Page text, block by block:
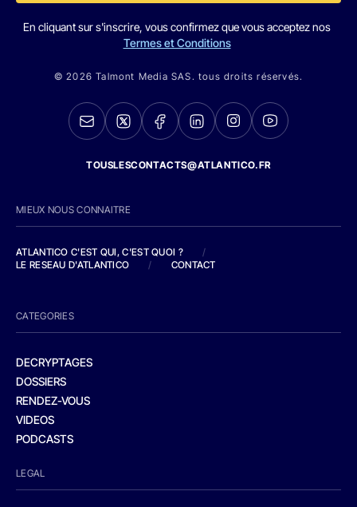
En cliquant sur s'inscrire, vous confirmez que vous acceptez nos
Termes et Conditions
© 2026 Talmont Media SAS. tous droits réservés.
TOUSLESCONTACTS@ATLANTICO.FR
MIEUX NOUS CONNAITRE
ATLANTICO C'EST QUI, C'EST QUOI ?
/
LE RESEAU D'ATLANTICO
/ CONTACT
CATEGORIES
DECRYPTAGES
DOSSIERS
RENDEZ-VOUS
VIDEOS
PODCASTS
LEGAL